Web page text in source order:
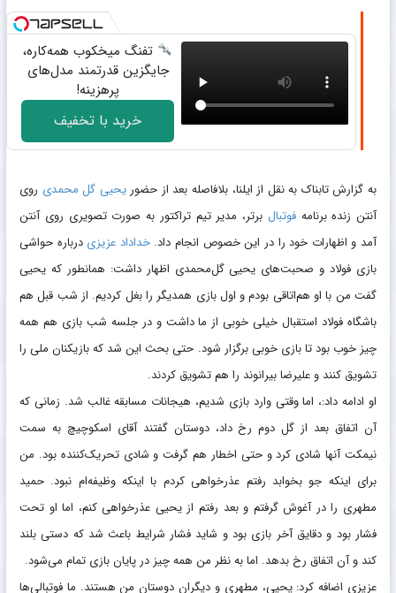
تفنگ میخکوب همه‌کاره،
جایگزین قدرتمند مدل‌های
پرهزینه!
خرید با تخفیف
به گزارش تابناک به نقل از ایلنا، بلافاصله بعد از حضوریحیی گل محمدی روی
آنتن زنده برنامهفوتبال برتر، مدیر تیم تراکتور به صورت تصویری روی آنتن
آمد و اظهارات خود را در این خصوص انجام داد.خداداد عزیزی درباره حواشی
بازی فولاد و صحبت‌های یحیی گل‌محمدی اظهار داشت: همانطور که یحیی
گفت من با او هم‌اتاقی بودم و اول بازی همدیگر را بغل کردیم. از شب قبل هم
باشگاه فولاد استقبال خیلی خوبی از ما داشت و در جلسه شب بازی هم همه
چیز خوب بود تا بازی خوبی برگزار شود. حتی بحث این شد که بازیکنان ملی را
تشویق کنند و علیرضا بیرانوند را هم تشویق کردند.
او ادامه داد:، اما وقتی وارد بازی شدیم، هیجانات مسابقه غالب شد. زمانی که
آن اتفاق بعد از گل دوم رخ داد، دوستان گفتند آقای اسکوچیچ به سمت
نیمکت آنها شادی کرد و حتی اخطار هم گرفت و شادی تحریک‌کننده بود. من
برای اینکه جو بخوابد رفتم عذرخواهی کردم با اینکه وظیفه‌ام نبود. حمید
مطهری را در آغوش گرفتم و بعد رفتم از یحیی عذرخواهی کنم، اما او تحت
فشار بود و دقایق آخر بازی بود و شاید فشار شرایط باعث شد که دستی بلند
کند و آن اتفاق رخ بدهد. اما به نظر من همه چیز در پایان بازی تمام می‌شود.
عزیزی اضافه کرد: یحیی، مطهری و دیگران دوستان من هستند. ما فوتبالی‌ها